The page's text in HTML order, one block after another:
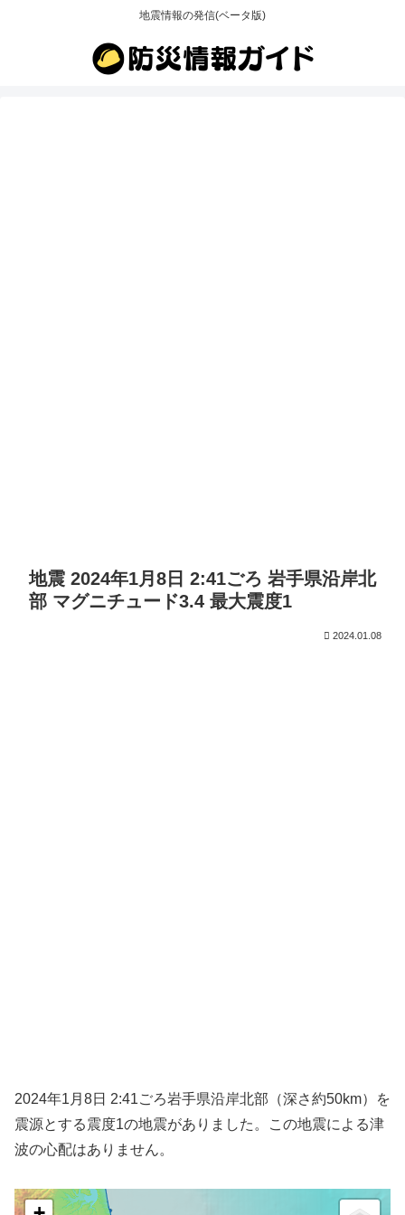
地震情報の発信(ベータ版)
地震 2024年1月8日 2:41ごろ 岩手県沿岸北
部 マグニチュード3.4 最大震度1
2024.01.08
2024年1月8日 2:41ごろ岩手県沿岸北部（深さ約50km）を
震源とする震度1の地震がありました。この地震による津
波の心配はありません。